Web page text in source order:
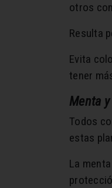
otros
Resulta
Evita
tener
Menta
Todos
estas
La